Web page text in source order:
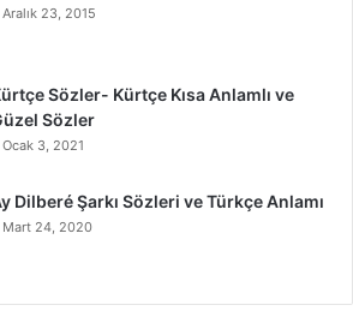
Aralık 23, 2015
Sözler- Kürtçe Kısa Anlamlı ve
Sözler
Ocak 3, 2021
Dilberé Şarkı Sözleri ve Türkçe Anlamı
Mart 24, 2020